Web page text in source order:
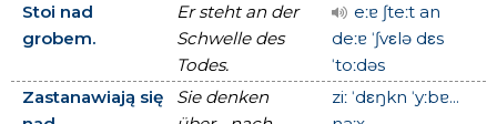
Stoi nad
grobem.
Er steht an der
Schwelle des
Todes.
eːɐ ʃteːt an
deːɐ ˈʃvεlə dεs
ˈtoːdəs
Zastanawiają się
Sie denken
ziː ˈdεŋkn ˈyːbɐ...